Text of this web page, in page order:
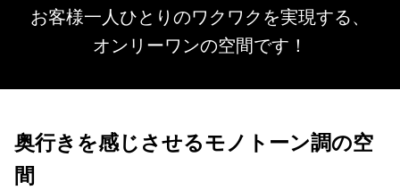
お客様一人ひとりのワクワクを実現する、
オンリーワンの空間です！
奥行きを感じさせるモノトーン調の空
間